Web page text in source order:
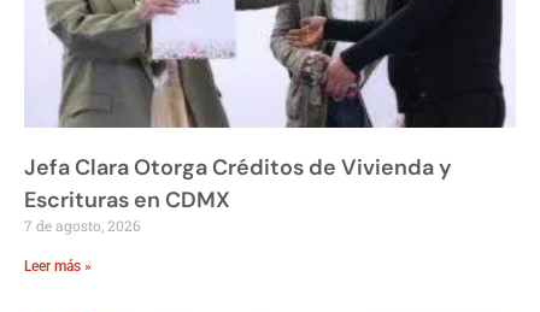
Jefa Clara Otorga Créditos de Vivienda y
Escrituras en CDMX
7 de agosto, 2026
Leer más »